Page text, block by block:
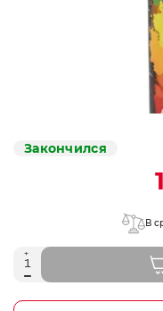
Закончился
В